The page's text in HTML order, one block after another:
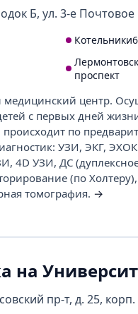
Б, ул. 3-е
Котельники
проспект
центр.
с первых дней
по
УЗИ, ЭКГ,
4D УЗИ, ДС
(по
томография. →
на
пр-т, д. 25, корп.